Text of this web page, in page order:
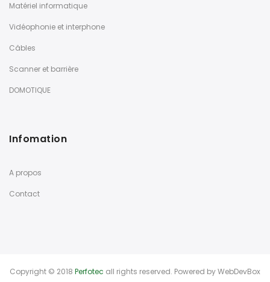
Matériel informatique
Vidéophonie et interphone
Câbles
Scanner et barrière
DOMOTIQUE
Infomation
A propos
Contact
Copyright © 2018 Perfotec all rights reserved. Powered byWebDevBox